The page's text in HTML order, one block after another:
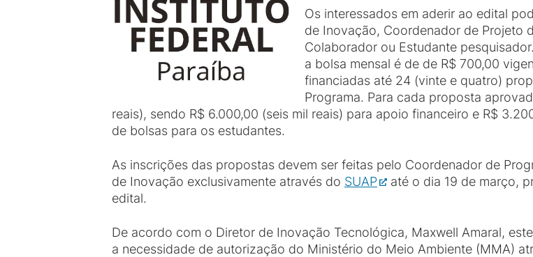
Os interessados em aderir ao edital
de Inovação, Coordenador de Projeto
Colaborador ou Estudante
a bolsa mensal é de de R$ 700,00
financiadas até 24 (vinte e quatro)
Programa. Para cada proposta
reais), sendo R$ 6.000,00 (seis mil reais) para apoio financeiro e R$
de bolsas para os estudantes.
As inscrições das propostas devem ser feitas pelo Coordenador de
de Inovação exclusivamente através do SUAP
até o dia 19 de março,
edital.
De acordo com o Diretor de Inovação Tecnológica, Maxwell Amaral,
a necessidade de autorização do Ministério do Meio Ambiente (MMA)